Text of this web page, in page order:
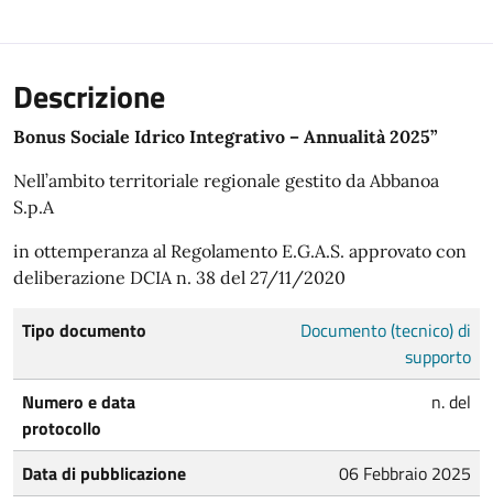
Descrizione
Bonus Sociale Idrico Integrativo – Annualità 2025”
Nell’ambito territoriale regionale gestito da Abbanoa
S.p.A
in ottemperanza al Regolamento E.G.A.S. approvato con
deliberazione DCIA n. 38 del 27/11/2020
Tipo documento
Documento (tecnico) di
supporto
Numero e data
protocollo
n. del
Data di pubblicazione
06 Febbraio 2025